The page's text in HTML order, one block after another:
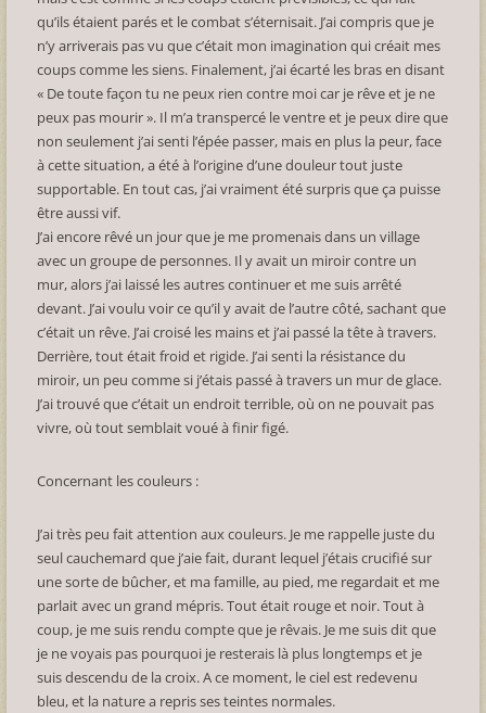
qu’ils étaient parés et le combat s’éternisait. J’ai compris que je
n’y arriverais pas vu que c’était mon imagination qui créait mes
coups comme les siens. Finalement, j’ai écarté les bras en disant
« De toute façon tu ne peux rien contre moi car je rêve et je ne
peux pas mourir ». Il m’a transpercé le ventre et je peux dire que
non seulement j’ai senti l’épée passer, mais en plus la peur, face
à cette situation, a été à l’origine d’une douleur tout juste
supportable. En tout cas, j’ai vraiment été surpris que ça puisse
être aussi vif.
J’ai encore rêvé un jour que je me promenais dans un village
avec un groupe de personnes. Il y avait un miroir contre un
mur, alors j’ai laissé les autres continuer et me suis arrêté
devant. J’ai voulu voir ce qu’il y avait de l’autre côté, sachant que
c’était un rêve. J’ai croisé les mains et j’ai passé la tête à travers.
Derrière, tout était froid et rigide. J’ai senti la résistance du
miroir, un peu comme si j’étais passé à travers un mur de glace.
J’ai trouvé que c’était un endroit terrible, où on ne pouvait pas
vivre, où tout semblait voué à finir figé.
Concernant les couleurs :
J’ai très peu fait attention aux couleurs. Je me rappelle juste du
seul cauchemard que j’aie fait, durant lequel j’étais crucifié sur
une sorte de bûcher, et ma famille, au pied, me regardait et me
parlait avec un grand mépris. Tout était rouge et noir. Tout à
coup, je me suis rendu compte que je rêvais. Je me suis dit que
je ne voyais pas pourquoi je resterais là plus longtemps et je
suis descendu de la croix. A ce moment, le ciel est redevenu
bleu, et la nature a repris ses teintes normales.